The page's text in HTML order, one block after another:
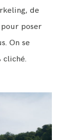
de
poser
On se
cliché.